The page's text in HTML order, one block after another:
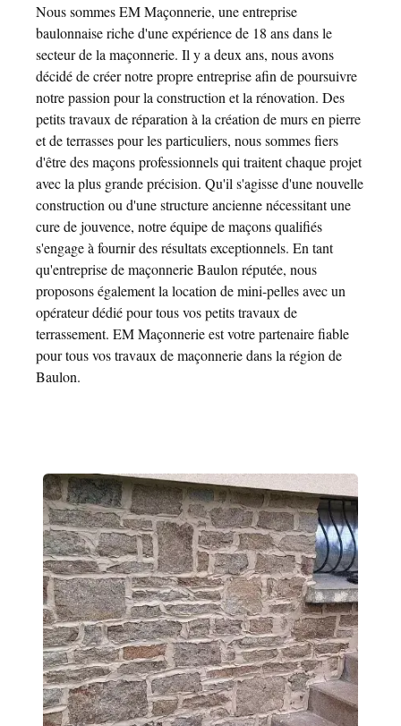
Nous sommes EM Maçonnerie, une entreprise
baulonnaise riche d'une expérience de 18 ans dans le
secteur de la maçonnerie. Il y a deux ans, nous avons
décidé de créer notre propre entreprise afin de poursuivre
notre passion pour la construction et la rénovation. Des
petits travaux de réparation à la création de murs en pierre
et de terrasses pour les particuliers, nous sommes fiers
d'être des maçons professionnels qui traitent chaque projet
avec la plus grande précision. Qu'il s'agisse d'une nouvelle
construction ou d'une structure ancienne nécessitant une
cure de jouvence, notre équipe de maçons qualifiés
s'engage à fournir des résultats exceptionnels. En tant
qu'entreprise de maçonnerie Baulon réputée, nous
proposons également la location de mini-pelles avec un
opérateur dédié pour tous vos petits travaux de
terrassement. EM Maçonnerie est votre partenaire fiable
pour tous vos travaux de maçonnerie dans la région de
Baulon.